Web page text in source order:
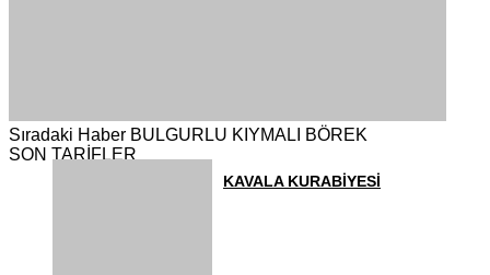
Sıradaki Haber BULGURLU KIYMALI BÖREK
SON TARİFLER
KAVALA KURABİYESİ